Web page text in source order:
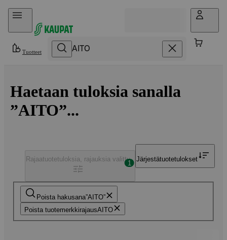
Hyppää sisältöön
Tuotteet
Haetaan tuloksia sanalla
”AITO”...
Poista hakusana AITO
Poista tuotemerkkirajausAITO
Rajaatuotetuloksia, rajauksia valittu
1
Järjestätuotetulokset